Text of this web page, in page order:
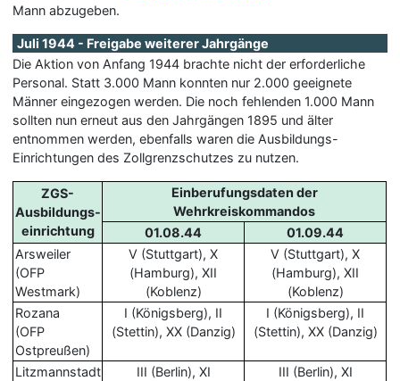
Mann abzugeben.
Juli 1944 - Freigabe weiterer Jahrgänge
Die Aktion von Anfang 1944 brachte nicht der erforderliche
Personal. Statt 3.000 Mann konnten nur 2.000 geeignete
Männer eingezogen werden. Die noch fehlenden 1.000 Mann
sollten nun erneut aus den Jahrgängen 1895 und älter
entnommen werden, ebenfalls waren die Ausbildungs-
Einrichtungen des Zollgrenzschutzes zu nutzen.
ZGS-
Ausbildungs-
einrichtung
Einberufungsdaten der
Wehrkreiskommandos
01.08.44
01.09.44
Arsweiler
(OFP
Westmark)
V (Stuttgart), X
(Hamburg), XII
(Koblenz)
V (Stuttgart), X
(Hamburg), XII
(Koblenz)
Rozana
(OFP
Ostpreußen)
I (Königsberg), II
(Stettin), XX (Danzig)
I (Königsberg), II
(Stettin), XX (Danzig)
Litzmannstadt
III (Berlin), XI
III (Berlin), XI